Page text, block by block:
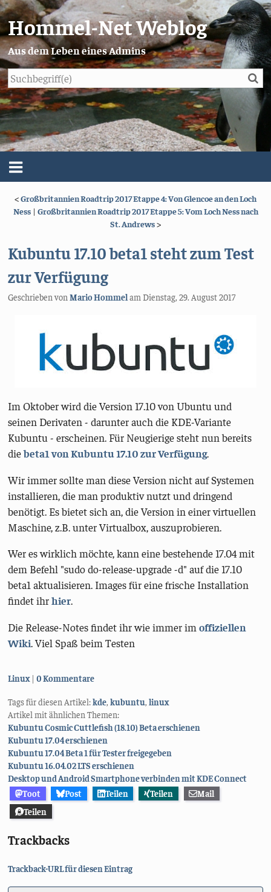
Hommel-Net Weblog
Aus dem Leben eines Admins
Menü
Über mich
Impressum/Datenschutz
<Großbritannien Roadtrip 2017 Etappe 4: Von Glencoe an den Loch
Ness | Großbritannien Roadtrip 2017 Etappe 5: Vom Loch Ness nach
St. Andrews>
Kubuntu 17.10 beta1 steht zum Test
zur Verfügung
Geschrieben vonMario HommelamDienstag, 29. August 2017
Im Oktober wird die Version 17.10 von Ubuntu und
seinen Derivaten - darunter auch die KDE-Variante
Kubuntu - erscheinen. Für Neugierige steht nun bereits
diebeta1 von Kubuntu 17.10 zur Verfügung.
Wir immer sollte man diese Version nicht auf Systemen
installieren, die man produktiv nutzt und dringend
benötigt. Es bietet sich an, die Version in einer virtuellen
Maschine, z.B. unter Virtualbox, auszuprobieren.
Wer es wirklich möchte, kann eine bestehende 17.04 mit
dem Befehl "sudo do-release-upgrade -d" auf die 17.10
beta1 aktualisieren. Images für eine frische Installation
findet ihrhier.
Die Release-Notes findet ihr wie immer imoffiziellen
Wiki. Viel Spaß beim Testen
Kategorien:
Linux 0 Kommentare
Tags für diesen Artikel:kde,kubuntu,linux
Artikel mit ähnlichen Themen:
Kubuntu Cosmic Cuttlefish (18.10) Beta erschienen
Kubuntu 17.04 erschienen
Kubuntu 17.04 Beta 1 für Tester freigegeben
Kubuntu 16.04.02 LTS erschienen
Desktop und Android Smartphone verbinden mit KDE Connect
Toot
Post Teilen Teilen
Mail
Teilen
Trackbacks
Trackback-URL für diesen Eintrag